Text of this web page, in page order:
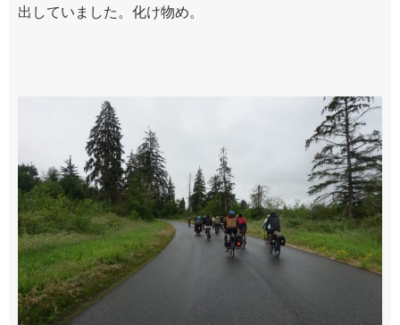
出していました。化け物め。